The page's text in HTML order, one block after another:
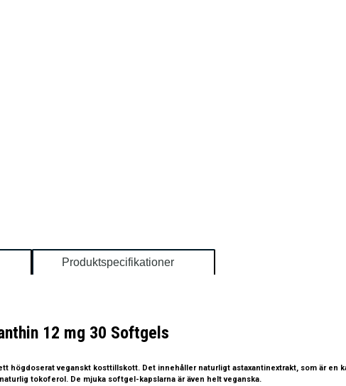
Produktspecifikationer
12 mg 30 Softgels
högdoserat veganskt kosttillskott. Det innehåller naturligt astaxantinextrakt, som är en
tokoferol. De mjuka softgel-kapslarna är även helt veganska.